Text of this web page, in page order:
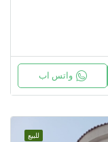
واتس اب
للبيع